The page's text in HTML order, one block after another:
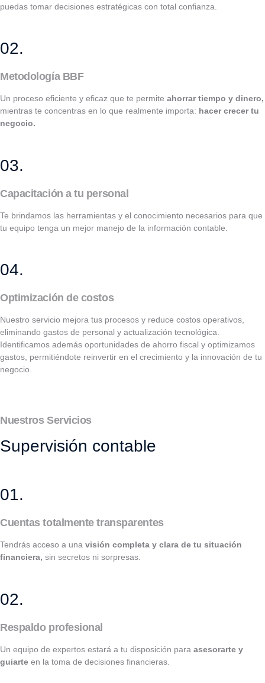
puedas tomar decisiones estratégicas con total confianza.
02.
Metodología BBF
Un proceso eficiente y eficaz que te permite ahorrar tiempo y dinero,
mientras te concentras en lo que realmente importa: hacer crecer tu
negocio.
03.
Capacitación a tu personal
Te brindamos las herramientas y el conocimiento necesarios para que
tu equipo tenga un mejor manejo de la información contable.
04.
Optimización de costos
Nuestro servicio mejora tus procesos y reduce costos operativos,
eliminando gastos de personal y actualización tecnológica.
Identificamos además oportunidades de ahorro fiscal y optimizamos
gastos, permitiéndote reinvertir en el crecimiento y la innovación de tu
negocio.
Nuestros Servicios
Supervisión contable
01.
Cuentas totalmente transparentes
Tendrás acceso a una visión completa y clara de tu situación
financiera, sin secretos ni sorpresas.
02.
Respaldo profesional
Un equipo de expertos estará a tu disposición para asesorarte y
guiarte en la toma de decisiones financieras.